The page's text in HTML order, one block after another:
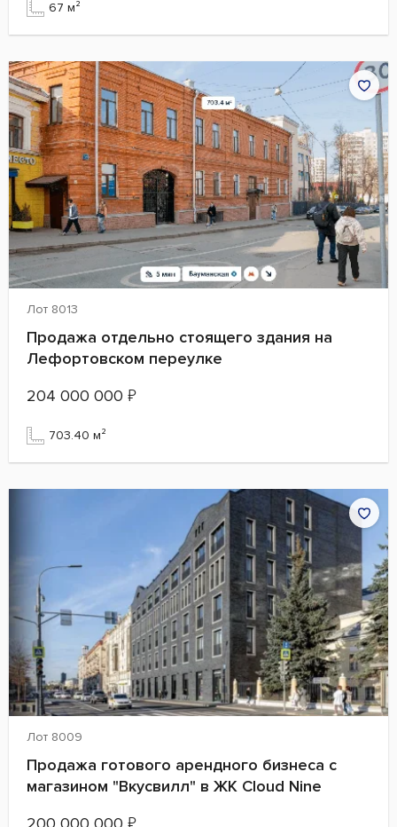
67 м²
Лот 8013
Продажа отдельно стоящего здания на
Лефортовском переулке
204 000 000 ₽
703.40 м²
Лот 8009
Продажа готового арендного бизнеса с
магазином "Вкусвилл" в ЖК Cloud Nine
₽